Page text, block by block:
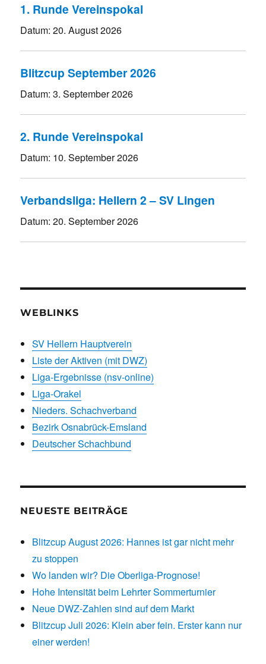
1. Runde Vereinspokal
Datum:20. August 2026
Blitzcup September 2026
Datum:3. September 2026
2. Runde Vereinspokal
Datum: 10. September 2026
Verbandsliga: Hellern 2 – SV Lingen
Datum:20. September 2026
WEBLINKS
SV Hellern Hauptverein
Liste der Aktiven (mit DWZ)
Liga-Ergebnisse (nsv-online)
Liga-Orakel
Nieders. Schachverband
Bezirk Osnabrück-Emsland
Deutscher Schachbund
NEUESTE BEITRÄGE
Blitzcup August 2026: Hannes ist gar nicht mehr
zu stoppen
Wo landen wir? Die Oberliga-Prognose!
Hohe Intensität beim Lehrter Sommerturnier
Neue DWZ-Zahlen sind auf dem Markt
Blitzcup Juli 2026: Klein aber fein. Erster kann nur
einer werden!